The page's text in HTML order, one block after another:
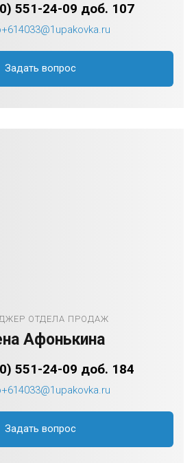
551-24-09 доб. 107
Задать вопрос
ОТДЕЛА ПРОДАЖ
Афонькина
551-24-09 доб. 184
Задать вопрос